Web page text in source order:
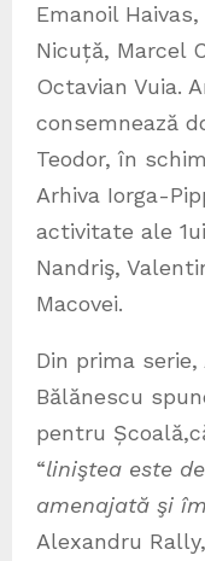
Emanoil
Nicuță, Marcel
Octavian Vuia.
consemnează
Teodor, în
Arhiva Iorga-
activitate ale
Nandriş,
Macovei.
Din prima
Bălănescu
pentru
“liniştea este
amenajată şi
Alexandru